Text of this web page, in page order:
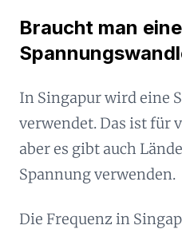
Braucht man
In Singapur wird eine
verwendet. Das ist für
aber es gibt auch
Spannung verwenden.
Die Frequenz in